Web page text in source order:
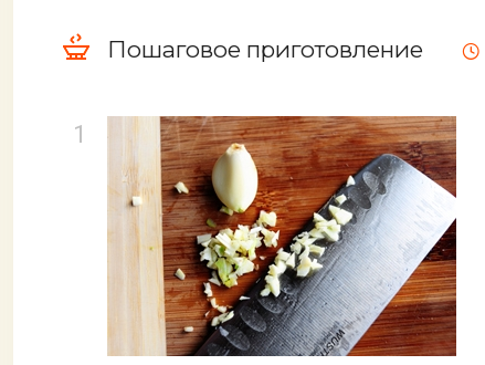
Пошаговое приготовление